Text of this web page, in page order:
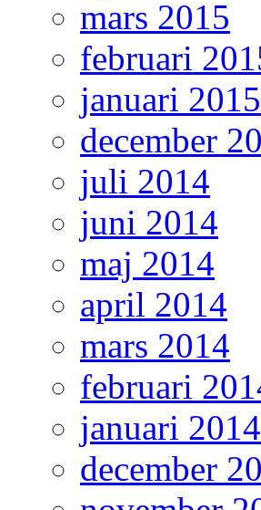
mars 2015
februari
januari 2015
december
juli 2014
juni 2014
maj 2014
april 2014
mars 2014
februari
januari 2014
december